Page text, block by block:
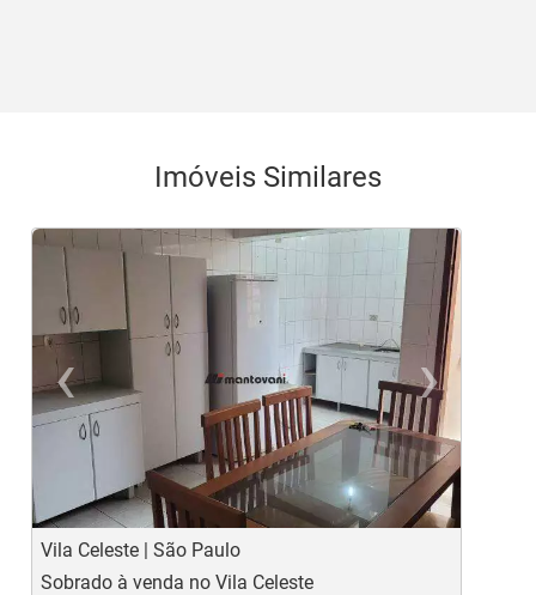
Imóveis Similares
‹
Previous
›
Vila Celeste | São Paulo
Sobrado à venda no Vila Celeste